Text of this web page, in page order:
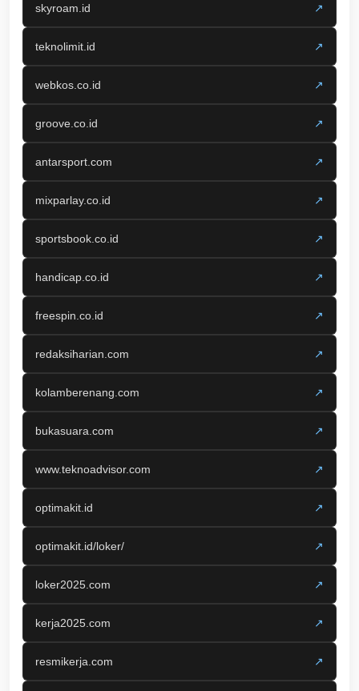
skyroam.id ↗
teknolimit.id ↗
webkos.co.id ↗
groove.co.id ↗
antarsport.com ↗
mixparlay.co.id ↗
sportsbook.co.id ↗
handicap.co.id ↗
freespin.co.id ↗
redaksiharian.com ↗
kolamberenang.com ↗
bukasuara.com ↗
www.teknoadvisor.com ↗
optimakit.id ↗
optimakit.id/loker/ ↗
loker2025.com ↗
kerja2025.com ↗
resmikerja.com ↗